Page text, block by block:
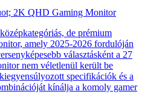
2K QHD Gaming Monitor
de prémium
amely 2025-2026 fordulóján
választásként a 27
nem véletlenül került be
specifikációk és a
kínálja a komoly gamer